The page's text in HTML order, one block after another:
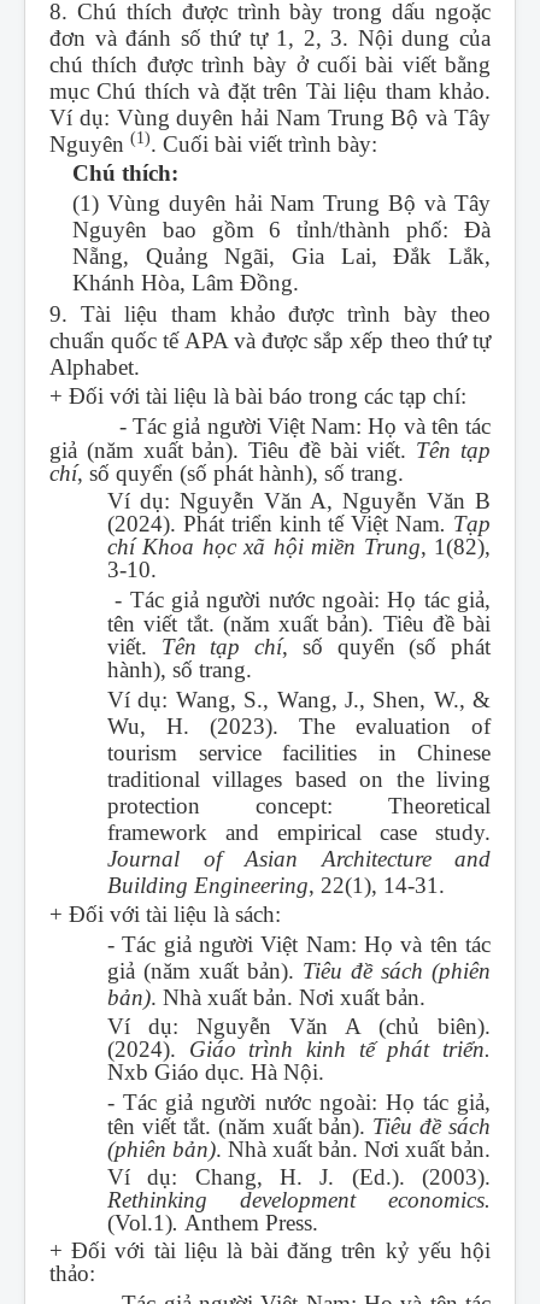
8. Chú thích được trình bày trong dấu ngoặc
đơn và đánh số thứ tự 1, 2, 3. Nội dung của
chú thích được trình bày ở cuối bài viết bằng
mục Chú thích và đặt trên Tài liệu tham khảo.
Ví dụ: Vùng duyên hải Nam Trung Bộ và Tây
Nguyên (1). Cuối bài viết trình bày:
Chú thích:
(1) Vùng duyên hải Nam Trung Bộ và Tây
Nguyên bao gồm 6 tỉnh/thành phố: Đà
Nẵng, Quảng Ngãi, Gia Lai, Đắk Lắk,
Khánh Hòa, Lâm Đồng.
9. Tài liệu tham khảo được trình bày theo
chuẩn quốc tế APA và được sắp xếp theo thứ tự
Alphabet.
+ Đối với tài liệu là bài báo trong các tạp chí:
- Tác giả người Việt Nam: Họ và tên tác
giả (năm xuất bản). Tiêu đề bài viết. Tên tạp
chí, số quyển (số phát hành), số trang.
Ví dụ: Nguyễn Văn A, Nguyễn Văn B
(2024). Phát triển kinh tế Việt Nam. Tạp
chí Khoa học xã hội miền Trung, 1(82),
3-10.
- Tác giả người nước ngoài: Họ tác giả,
tên viết tắt. (năm xuất bản). Tiêu đề bài
viết. Tên tạp chí, số quyển (số phát
hành), số trang.
Ví dụ: Wang, S., Wang, J., Shen, W., &
Wu, H. (2023). The evaluation of
tourism service facilities in Chinese
traditional villages based on the living
protection concept: Theoretical
framework and empirical case study.
Journal of Asian Architecture and
Building Engineering, 22(1), 14-31.
+ Đối với tài liệu là sách:
- Tác giả người Việt Nam: Họ và tên tác
giả (năm xuất bản). Tiêu đề sách (phiên
bản). Nhà xuất bản. Nơi xuất bản.
Ví dụ: Nguyễn Văn A (chủ biên).
(2024). Giáo trình kinh tế phát triển.
Nxb Giáo dục. Hà Nội.
- Tác giả người nước ngoài: Họ tác giả,
tên viết tắt. (năm xuất bản). Tiêu đề sách
(phiên bản). Nhà xuất bản. Nơi xuất bản.
Ví dụ: Chang, H. J. (Ed.). (2003).
Rethinking development economics.
(Vol.1). Anthem Press.
+ Đối với tài liệu là bài đăng trên kỷ yếu hội
thảo: